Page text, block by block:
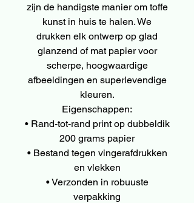
zijn de handigste manier om toffe
kunst in huis te halen. We
drukken elk ontwerp op glad
glanzend of mat papier voor
scherpe, hoogwaardige
afbeeldingen en superlevendige
kleuren.
Eigenschappen:
• Rand-tot-rand print op dubbeldik
200 grams papier
• Bestand tegen vingerafdrukken
en vlekken
• Verzonden in robuuste
verpakking